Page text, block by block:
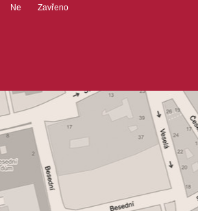
hudební úprava: melodie
Výrobce: Editio Barenreiter
Obsahuje:
Ne Zavřeno